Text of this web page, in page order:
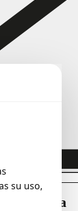
Antioquia
su uso,